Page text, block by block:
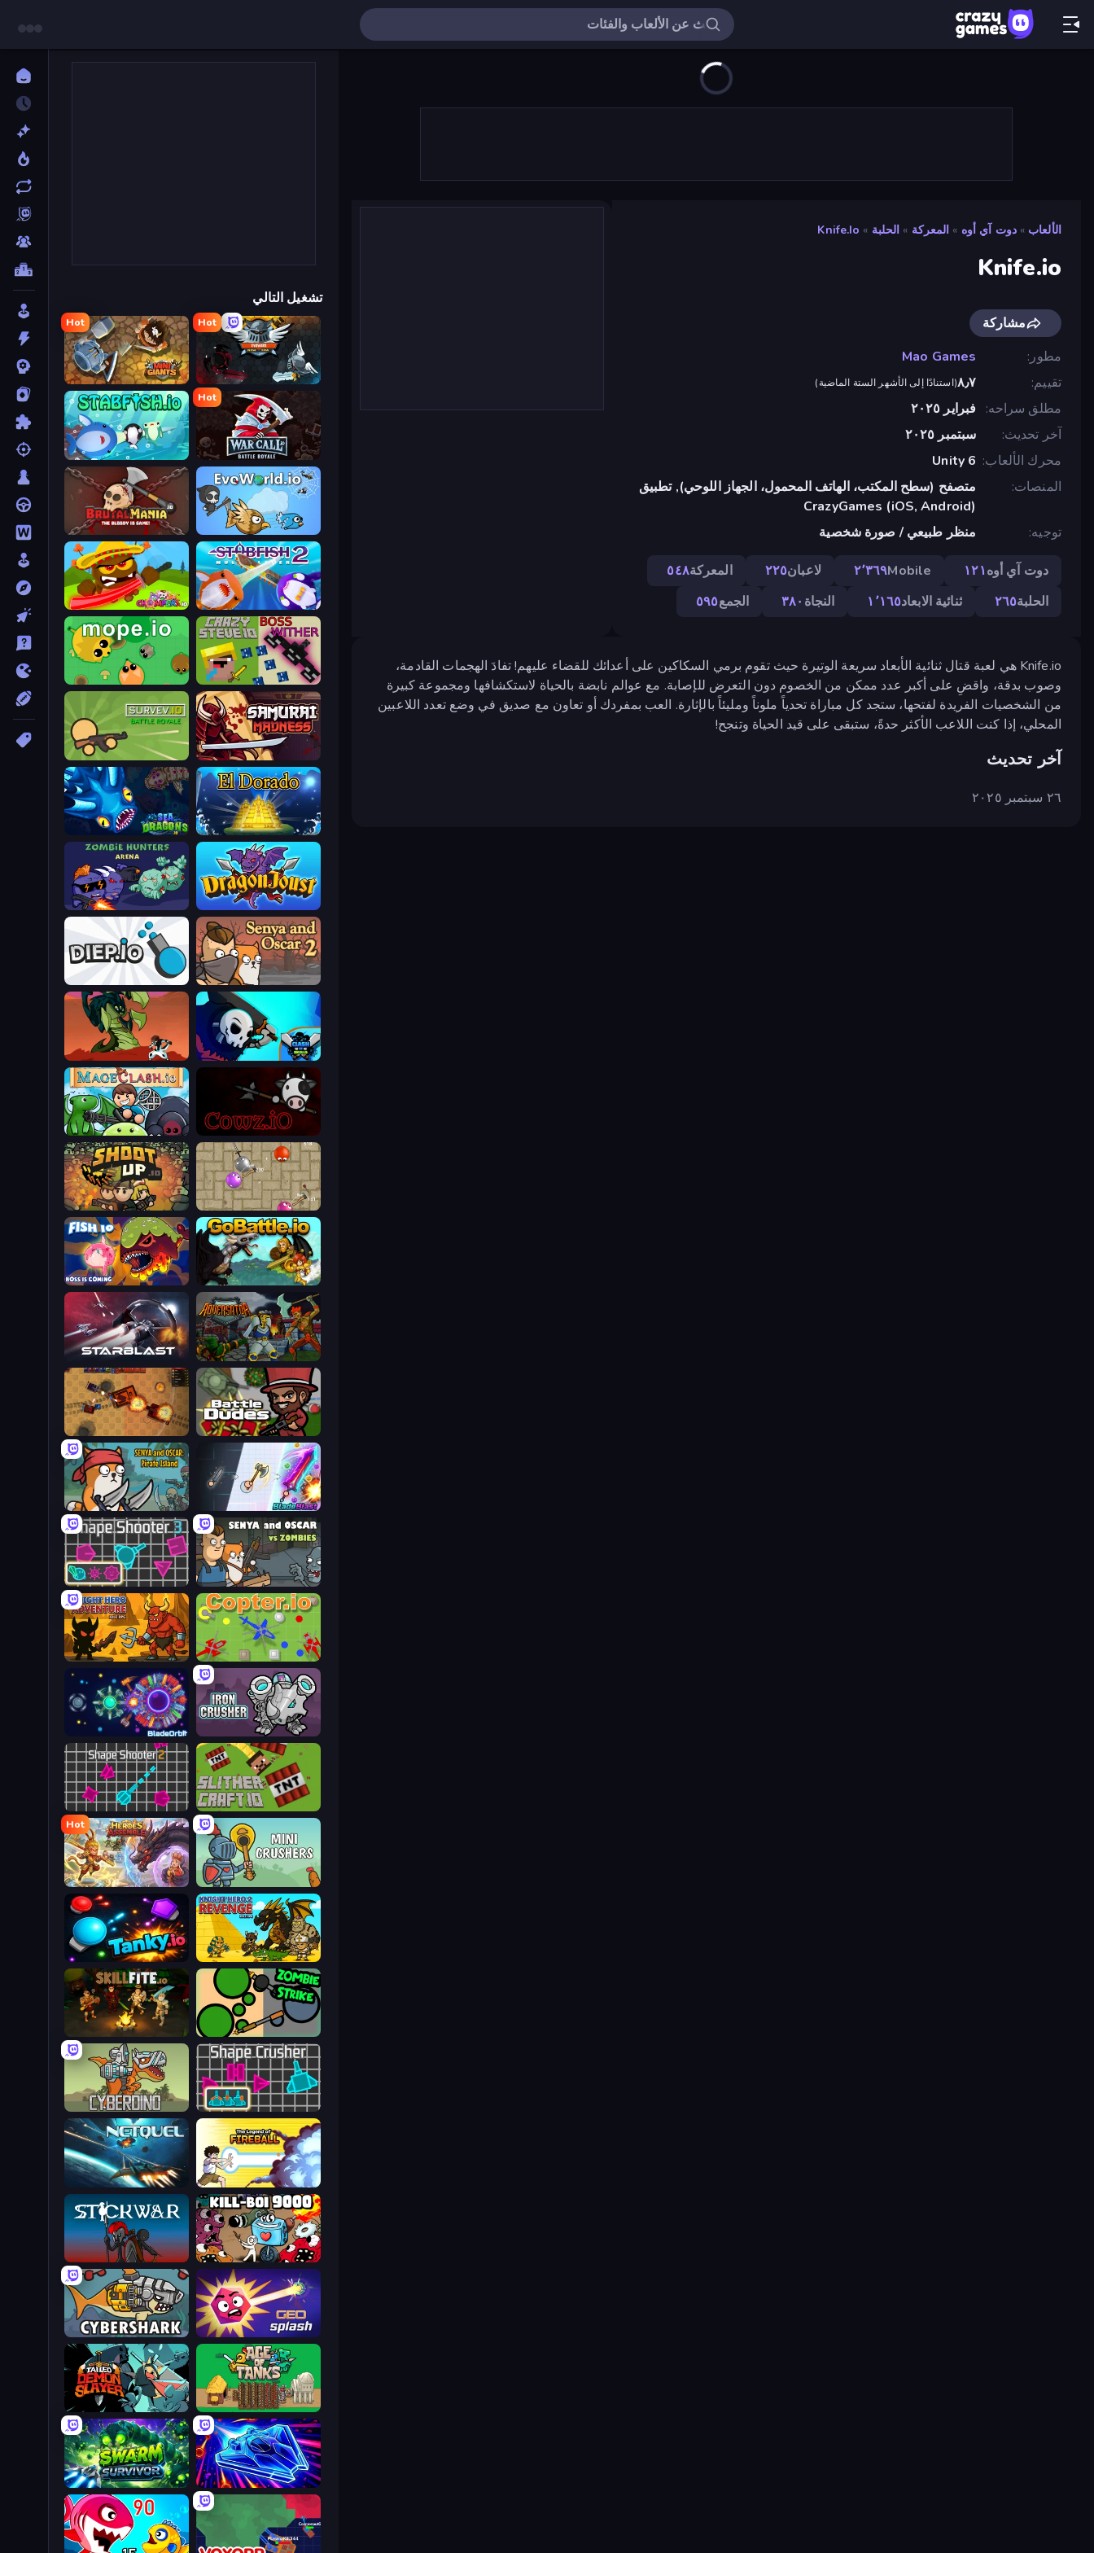
الألعاب » دوت آي أوه » المعركة » الحلبة »
Knife.io
Knife.io
مشاركة
مطور
Mao Games
تقييم
٨٫٧(استنادًا إلى الأشهر الستة الماضية)
مطلق سراحه
فبراير ٢٠٢٥
آخر تحديث
سبتمبر ٢٠٢٥
محرك الألعاب Unity 6
المنصات
متصفح (سطح المكتب، الهاتف المحمول، الجهاز اللوحي), تطبيق
CrazyGames (iOS, Android)
توجيه
منظر طبيعي / صورة شخصية
دوت آي أوه١٢١ Mobile٢٬٣٦٩ لاعبان٢٢٥ المعركة٥٤٨
الحلبة٢٦٥ ثنائية الابعاد١٬١٦٥ النجاة ٣٨٠ الجمع٥٩٥
Knife.io هي لعبة قتال ثنائية الأبعاد سريعة الوتيرة حيث تقوم برمي السكاكين على أعدائك للقضاء عليهم! تفادَ الهجمات القادمة،
وصوب بدقة، واقضِ على أكبر عدد ممكن من الخصوم دون التعرض للإصابة. مع عوالم نابضة بالحياة لاستكشافها ومجموعة كبيرة
من الشخصيات الفريدة لفتحها، ستجد كل مباراة تحدياً ملوناً ومليئاً بالإثارة. العب بمفردك أو تعاون مع صديق في وضع تعدد اللاعبين
المحلي، إذا كنت اللاعب الأكثر حدةً، ستبقى على قيد الحياة وتنجح!
آخر تحديث
٢٦ سبتمبر ٢٠٢٥
تشغيل التالي
Hot
EvoWars.io
Hot
MiniGiants.io
Hot
WarCall.io
Stabfish.io
BrutalMania.io (Brutal Mania)
Stabfish 2
Chompers.io
CrazySteve.io
Mope.io
Samurai Madness
Survev.io
El Dorado Lite
SeaDragons.io
Dragon Joust (.io)
Zombie Hunters Online
Senya and Oscar 2
Diep.io
Clash of Skulls
Monster Impact
cowz.io
Mageclash.io
Balloons.io
Shootup.io
GoBattle.io
Fish IO
Adversator
StarBlast
BattleDudes.io
Tanko.io
BladeBlast.io
Senya and Oscar: Pirate Island
Senya and Oscar vs Zombies
Shape Shooter 3
Copter.io
Knight Hero Adventure Idle RPG
Iron Crusher
BladeOrbit.io
SlitherCraft.io
Shape Shooter 2
Mini Crushers
Hot
Heroes Assemble
Knight Hero 2 Revenge Idle RPG
Tanky.io
ZombieStrike
Skillfite.io
Shape Crusher
Legend Of Fireball
Netquel
Kill-BOI 9000
Stick War
GEOsplash
CyberShark
Age of Tanks Warriors: TD War
Tailed Demon Slayer
Stellar Swarm
Swarm Survivor